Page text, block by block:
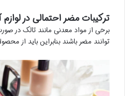
ترکیبات مضر احتمالی در
برخی از مواد معدنی مانند تالک در
توانند مضر باشند بنابراین باید از